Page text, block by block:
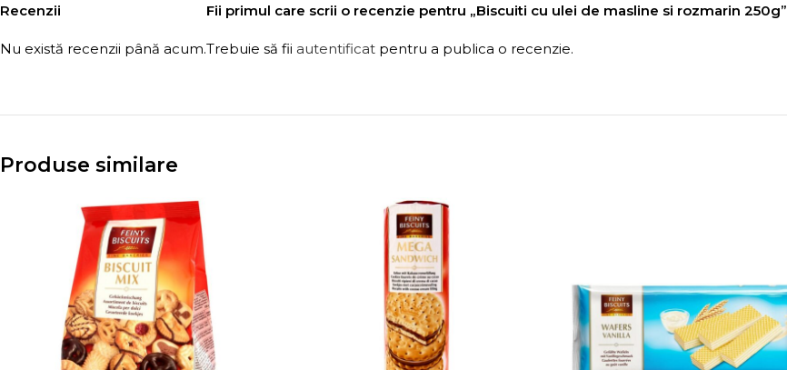
Recenzii
Nu există recenzii până acum.
Fii primul care scrii o recenzie pentru „Biscuiti cu ulei de masline si rozmarin 250g”
Trebuie să fii autentificat pentru a publica o recenzie.
Produse similare